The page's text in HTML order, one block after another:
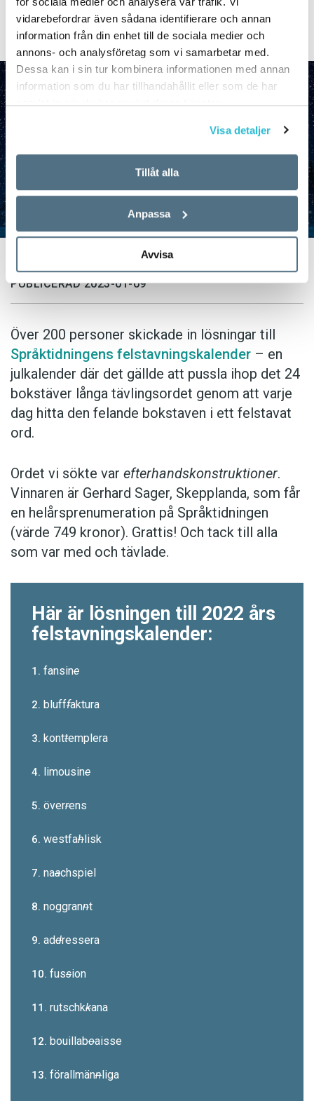
vidarebefordrar även sådana identifierare och annan
information från din enhet till de sociala medier och
annons- och analysföretag som vi samarbetar med.
Dessa kan i sin tur kombinera informationen med annan
information som du har tillhandahållit eller som de har
samlat in när du har använt deras tjänster.
Visa detaljer
Tillåt alla
Anpassa
Avvisa
Här är lösningen på 2022 års
felstavningskalender.
TEXT:
PUBLICERAD 2023-01-09
Över 200 personer skickade in lösningar till
Språktidningens felstavningskalender – en
julkalender där det gällde att pussla ihop det 24
bokstäver långa tävlingsordet genom att varje
dag hitta den felande bokstaven i ett felstavat
ord.
Ordet vi sökte var efterhandskonstruktioner.
Vinnaren är Gerhard Sager, Skepplanda, som får
en helårsprenumeration på Språktidningen
(värde 749 kronor). Grattis! Och tack till alla
som var med och tävlade.
Här är lösningen till 2022 års
felstavningskalender:
1. fansine
2. blufffaktura
3. konttemplera
4. limousine
5. överrens
6. westfah lisk
7. naachspiel
8. noggrannt
9. addressera
10. fussion
11. rutschkkana
12. bouillaboaisse
13. förallmänn liga